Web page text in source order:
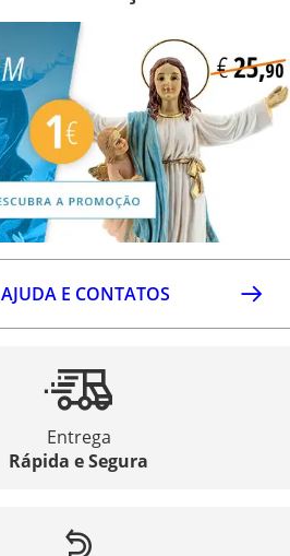
AJUDA E CONTATOS
Entrega
Rápida e Segura